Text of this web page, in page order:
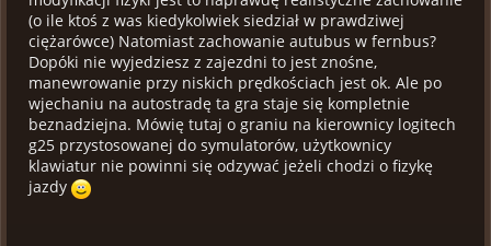
(o ile ktoś z was kiedykolwiek siedział w prawdziwej
ciężarówce) Natomiast zachowanie autubus w fernbus?
Dopóki nie wyjedziesz z zajezdni to jest znośne,
manewrowanie przy niskich prędkościach jest ok. Ale po
wjechaniu na autostradę ta gra staje się kompletnie
beznadziejna. Mówię tutaj o graniu na kierownicy logitech
g25 przystosowanej do symulatorów, użytkownicy
klawiatur nie powinni się odzywać jeżeli chodzi o fizykę
jazdy